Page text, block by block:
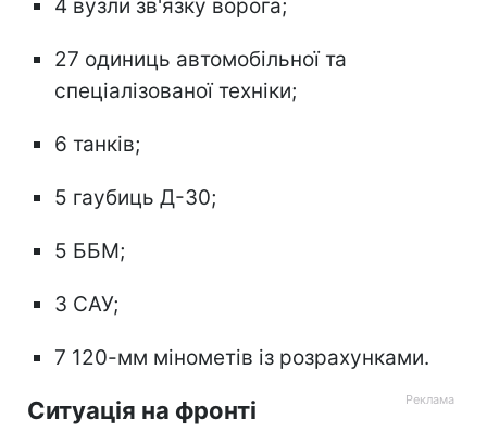
4 вузли зв'язку ворога;
27 одиниць автомобільної та
спеціалізованої техніки;
6 танків;
5 гаубиць Д-30;
5 ББМ;
3 САУ;
7 120-мм мінометів із розрахунками.
Ситуація на фронті